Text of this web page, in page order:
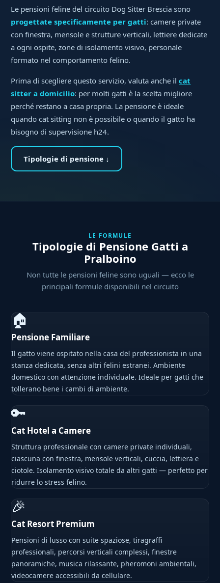
Le pensioni feline del circuito Dog Sitter Brescia sono
progettate specificamente per gatti: camere private
con finestra, mensole e strutture verticali, lettiere dedicate
a ogni ospite, zone di isolamento visivo, personale
formato nel comportamento felino.
Prima di scegliere questo servizio, valuta anche ilcat
sitter a domicilio: per molti gatti è la scelta migliore
perché restano a casa propria. La pensione è ideale
quando cat sitting non è possibile o quando il gatto ha
bisogno di supervisione h24.
Tipologie di pensione ↓
LE FORMULE
Tipologie di Pensione Gatti a
Pralboino
Non tutte le pensioni feline sono uguali — ecco le
principali formule disponibili nel circuito
🏠
Pensione Familiare
Il gatto viene ospitato nella casa del professionista in una
stanza dedicata, senza altri felini estranei. Ambiente
domestico con attenzione individuale. Ideale per gatti che
tollerano bene i cambi di ambiente.
🔑
Cat Hotel a Camere
Struttura professionale con camere private individuali,
ciascuna con finestra, mensole verticali, cuccia, lettiera e
ciotole. Isolamento visivo totale da altri gatti — perfetto per
ridurre lo stress felino.
🎉
Cat Resort Premium
Pensioni di lusso con suite spaziose, tiragraffi
professionali, percorsi verticali complessi, finestre
panoramiche, musica rilassante, pheromoni ambientali,
videocamere accessibili da cellulare.